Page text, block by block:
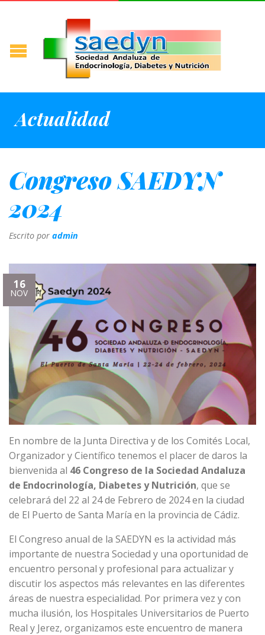
Actualidad
Congreso SAEDYN
2024
Escrito por admin
16
NOV
En nombre de la Junta Directiva y de los Comités Local,
Organizador y Científico tenemos el placer de daros la
bienvenida al 46 Congreso de la Sociedad Andaluza
de Endocrinología, Diabetes y Nutrición, que se
celebrará del 22 al 24 de Febrero de 2024 en la ciudad
de El Puerto de Santa María en la provincia de Cádiz.
El Congreso anual de la SAEDYN es la actividad más
importante de nuestra Sociedad y una oportunidad de
encuentro personal y profesional para actualizar y
discutir los aspectos más relevantes en las diferentes
áreas de nuestra especialidad. Por primera vez y con
mucha ilusión, los Hospitales Universitarios de Puerto
Real y Jerez, organizamos este encuentro de manera